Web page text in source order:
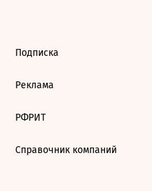
Подписка
Реклама
РФРИТ
Справочник компаний